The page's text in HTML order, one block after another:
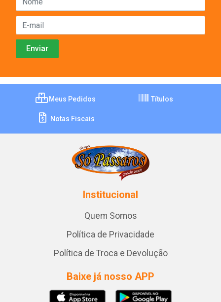
Meus Pedidos Títulos
Notas Fiscais
Institucional
Quem Somos
Política de Privacidade
Política de Troca e Devolução
Baixe já nosso APP